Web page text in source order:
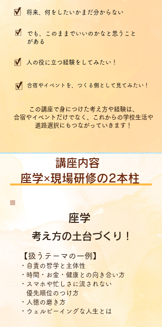
​将来、何をしたいかまだ分からない
​でも、このままでいいのかなと思うこと
がある
​人の役に立つ経験をしてみたい！
​合宿やイベントを、つくる側として見てみたい！
この講座で身につけた考え方や経験は、
合宿やイベントだけでなく、これからの学校生活や
進路選択にもつながっていきます！
​講座内容
座学×現場研修の2本柱
座学
考え方の土台づくり！
【扱うテーマの一例】
・自責の哲学と主体性
・時間・お金・健康との向き合い方
・スマホや忙しさに流されない
優先順位のつけ方
・人徳の磨き方
・ウェルビーイングな人生とは